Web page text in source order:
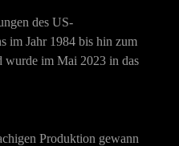
des US-
im Jahr 1984 bis hin zum
wurde im Mai 2023 in das
Produktion gewann